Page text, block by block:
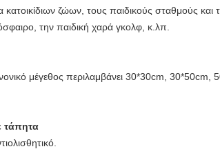
ζώων, τους παιδικούς σταθμούς και
την παιδική χαρά γκολφ, κ.λπ.
μέγεθος περιλαμβάνει 30*30cm, 30*50cm,
τάπητα